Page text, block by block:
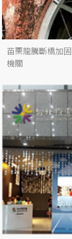
苗栗龍騰斷橋加
機關